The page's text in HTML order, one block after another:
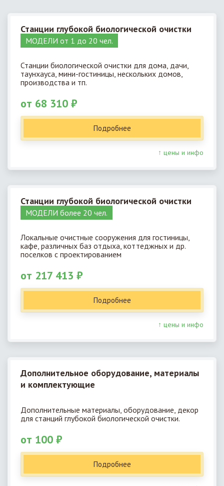
Станции глубокой биологической очистки
МОДЕЛИ от 1 до 20 чел.
Станции биологической очистки для дома, дачи,
таунхауса, мини-гостиницы, нескольких домов,
производства и тп.
от 68 310 ₽
Подробнее
↑ цены и инфо
Станции глубокой биологической очистки
МОДЕЛИ более 20 чел.
Локальные очистные сооружения для гостиницы,
кафе, различных баз отдыха, коттеджных и др.
поселков с проектированием
от 217 413 ₽
Подробнее
↑ цены и инфо
Дополнительное оборудование, материалы
и комплектующие
Дополнительные материалы, оборудование, декор
для станций глубокой биологической очистки.
от 100 ₽
Подробнее